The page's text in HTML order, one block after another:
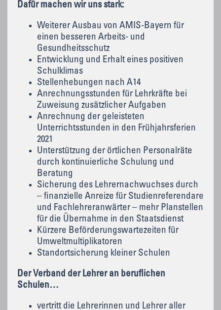
Dafür machen wir uns stark:
Weiterer Ausbau von AMIS-Bayern für
einen besseren Arbeits- und
Gesundheitsschutz
Entwicklung und Erhalt eines positiven
Schulklimas
Stellenhebungen nach A14
Anrechnungsstunden für Lehrkräfte bei
Zuweisung zusätzlicher Aufgaben
Anrechnung der geleisteten
Unterrichtsstunden in den Frühjahrsferien
2021
Unterstützung der örtlichen Personalräte
durch kontinuierliche Schulung und
Beratung
Sicherung des Lehrernachwuchses durch
– finanzielle Anreize für Studienreferendare
und Fachlehreranwärter – mehr Planstellen
für die Übernahme in den Staatsdienst
Kürzere Beförderungswartezeiten für
Umweltmultiplikatoren
Standortsicherung kleiner Schulen
Der Verband der Lehrer an beruflichen
Schulen…
vertritt die Lehrerinnen und Lehrer aller